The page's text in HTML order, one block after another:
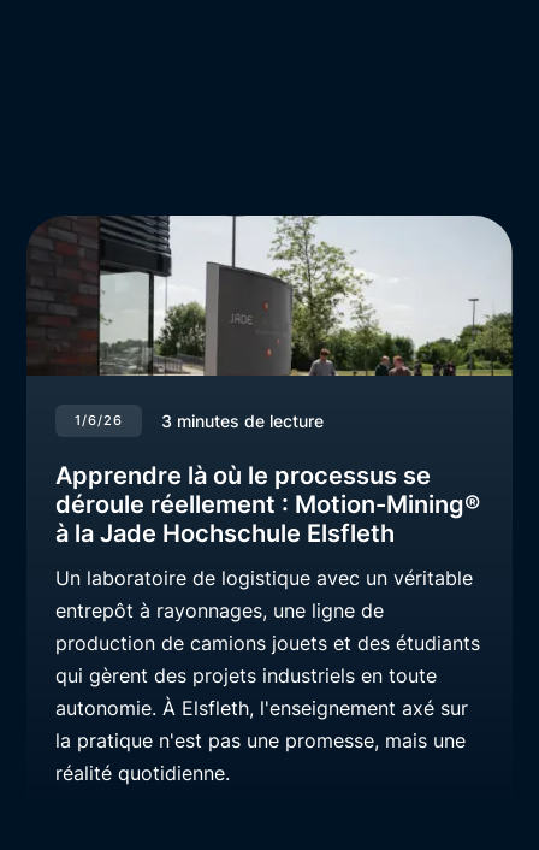
1/6/26 3 minutes de lecture
Apprendre là où le processus se
déroule réellement : Motion-Mining®
à la Jade Hochschule Elsfleth
Un laboratoire de logistique avec un véritable
entrepôt à rayonnages, une ligne de
production de camions jouets et des étudiants
qui gèrent des projets industriels en toute
autonomie. À Elsfleth, l'enseignement axé sur
la pratique n'est pas une promesse, mais une
réalité quotidienne.